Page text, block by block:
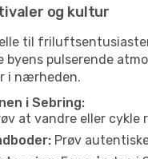
og kultur
til
pulserende
i nærheden.
i Sebring:
at vandre eller
Prøv